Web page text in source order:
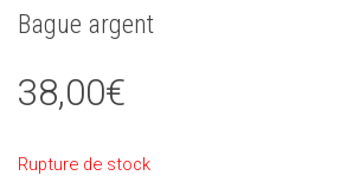
Bague argent
38,00€
Rupture de stock